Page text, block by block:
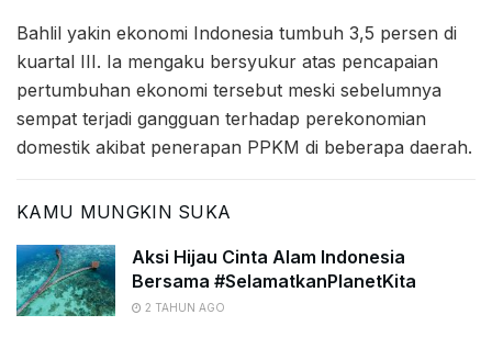
Bahlil yakin ekonomi Indonesia tumbuh 3,5 persen di
kuartal III. Ia mengaku bersyukur atas pencapaian
pertumbuhan ekonomi tersebut meski sebelumnya
sempat terjadi gangguan terhadap perekonomian
domestik akibat penerapan PPKM di beberapa daerah.
KAMU MUNGKIN SUKA
Aksi Hijau Cinta Alam Indonesia
Bersama #SelamatkanPlanetKita
2 TAHUN AGO